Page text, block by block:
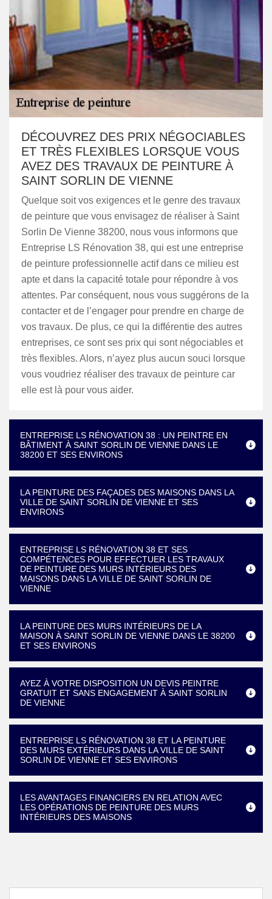
DÉCOUVREZ DES PRIX NÉGOCIABLES
ET TRÈS FLEXIBLES LORSQUE VOUS
AVEZ DES TRAVAUX DE PEINTURE À
SAINT SORLIN DE VIENNE
Quelque soit vos exigences et le genre des travaux
de peinture que vous envisagez de réaliser à Saint
Sorlin De Vienne 38200, nous vous informons que
Entreprise LS Rénovation 38, qui est une entreprise
de peinture professionnelle actif dans ce milieu est
apte et dans la capacité totale pour répondre à vos
attentes. Par conséquent, nous vous suggérons de la
contacter et de l’engager pour prendre en charge de
vos travaux. De plus, ce qui la différentie des autres
entreprises, ce sont ses prix qui sont négociables et
très flexibles. Alors, n’ayez plus aucun souci lorsque
vous voudriez réaliser des travaux de peinture car
elle est là pour vous aider.
ENTREPRISE LS RÉNOVATION 38 : UN PEINTRE EN
BÂTIMENT À SAINT SORLIN DE VIENNE DANS LE
38200 ET SES ENVIRONS
LA PEINTURE DES FAÇADES DES MAISONS DANS LA
VILLE DE SAINT SORLIN DE VIENNE ET SES
ENVIRONS
ENTREPRISE LS RÉNOVATION 38 ET SES
COMPÉTENCES POUR EFFECTUER LES TRAVAUX
DE PEINTURE DES MURS INTÉRIEURS DES
MAISONS DANS LA VILLE DE SAINT SORLIN DE
VIENNE
LA PEINTURE DES MURS INTÉRIEURS DE LA
MAISON À SAINT SORLIN DE VIENNE DANS LE 38200
ET SES ENVIRONS
AYEZ À VOTRE DISPOSITION UN DEVIS PEINTRE
GRATUIT ET SANS ENGAGEMENT À SAINT SORLIN
DE VIENNE
ENTREPRISE LS RÉNOVATION 38 ET LA PEINTURE
DES MURS EXTÉRIEURS DANS LA VILLE DE SAINT
SORLIN DE VIENNE ET SES ENVIRONS
LES AVANTAGES FINANCIERS EN RELATION AVEC
LES OPÉRATIONS DE PEINTURE DES MURS
INTÉRIEURS DES MAISONS